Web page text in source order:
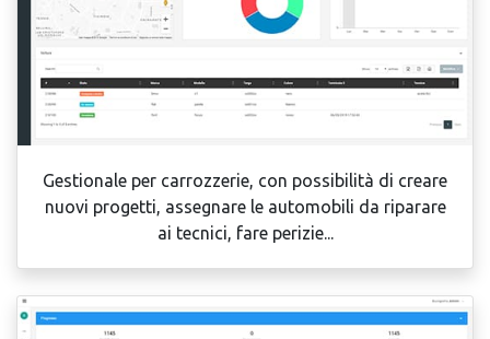
Gestionale per carrozzerie, con possibilità di creare
nuovi progetti, assegnare le automobili da riparare
ai tecnici, fare perizie...